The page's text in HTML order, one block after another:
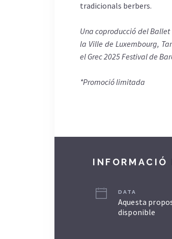
tradicionals berbers.
Una coproducció del
la Ville de Luxembourg,
el Grec 2025 Festival de
*Promoció limitada
INFORMACIÓ
DATA
Aquesta
disponible